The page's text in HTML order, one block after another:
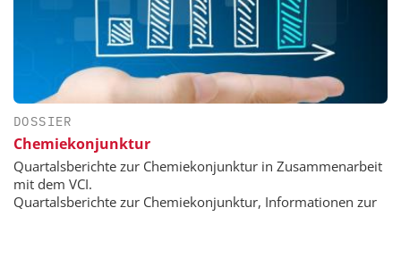
DOSSIER
Chemiekonjunktur
Quartalsberichte zur Chemiekonjunktur in Zusammenarbeit
mit dem VCI.
Quartalsberichte zur Chemiekonjunktur, Informationen zur